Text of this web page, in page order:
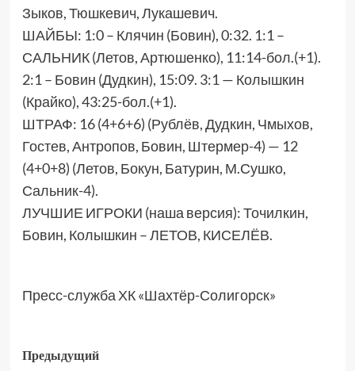
Зыков, Тюшкевич, Лукашевич.
ШАЙБЫ: 1:0 – Клячин (Бовин), 0:32. 1:1 –
САЛЬНИК (Летов, Артюшенко), 11:14-бол.(+1).
2:1 – Бовин (Дудкин), 15:09. 3:1 — Колышкин
(Крайко), 43:25-бол.(+1).
ШТРАФ: 16 (4+6+6) (Рублёв, Дудкин, Чмыхов,
Гостев, Антропов, Бовин, Штермер-4) — 12
(4+0+8) (Летов, Бокун, Батурин, М.Сушко,
Сальник-4).
ЛУЧШИЕ ИГРОКИ (наша версия): Точилкин,
Бовин, Колышкин – ЛЕТОВ, КИСЕЛЁВ.
Пресс-служба ХК «Шахтёр-Солигорск»
Предыдущий